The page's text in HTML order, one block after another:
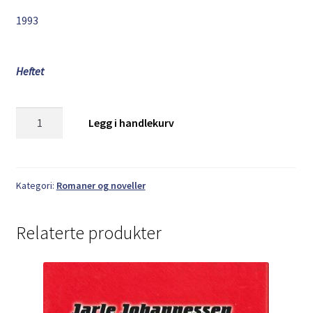
1993
Heftet
tilværelsen
Legg i handlekurv
Kategori: Romaner og noveller
Relaterte produkter